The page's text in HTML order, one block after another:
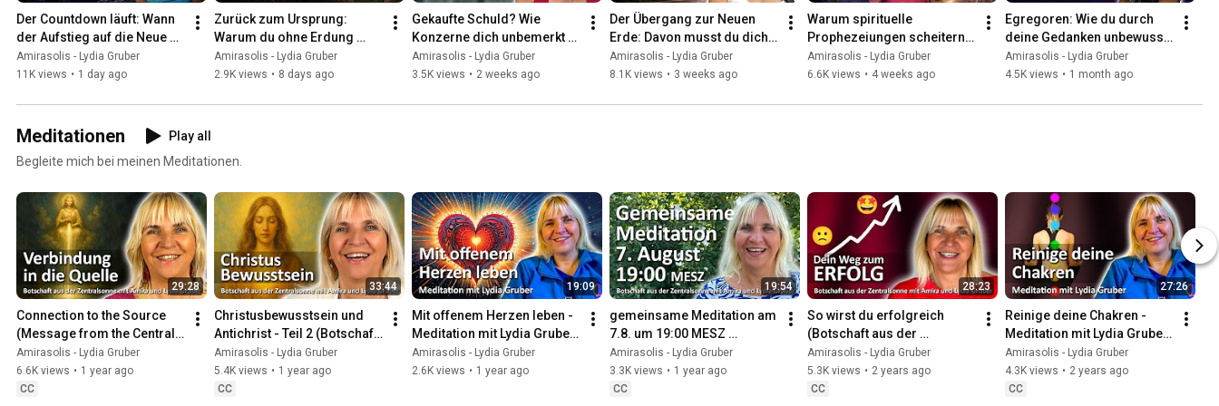
🔴 Alle Botschaften aus der Zentralsonne 👉
https://youtube.com/playlist?list=PL6...
neues Video hochlade?
Dann abonniere kostenlos meinen Kanal und aktiviere die
Glocke! https://L3.or.at/youtube_abo
*********************************************************
**
► Homepage: https://L3.or.at/
► Facebook: https://www.facebook.com/L3.or.at/
► Instagram: https://www.instagram.com/amirasolis/
► Telegram Infokanal:
https://t.me/Amirasolis
Der Countdown läuft: Wann
der Aufstieg auf die Neue
Erde WIRKLICH beginnt!
Amirasolis - Lydia Gruber
11K views • 1 day ago
Zurück zum Ursprung:
Warum du ohne Erdung
nicht aufsteigen kannst
Amirasolis - Lydia Gruber
2.9K views • 8 days ago
Gekaufte Schuld? Wie
Konzerne dich unbemerkt
an die Matrix binden
Amirasolis - Lydia Gruber
3.5K views • 2 weeks ago
Der Übergang zur Neuen
Erde: Davon musst du dich
JETZT unbedingt trennen!
Amirasolis - Lydia Gruber
8.1K views • 3 weeks ago
Warum spirituelle
Prophezeiungen scheitern –
und was uns JETZT wirklich
erwartet
Amirasolis - Lydia Gruber
6.6K views • 4 weeks ago
Egregoren: Wie du durch
deine Gedanken unbewusst
Wesenheiten erschaffst
Amirasolis - Lydia Gruber
4.5K views • 1 month ago
Meditationen
Play all
Begleite mich bei meinen Meditationen.
29:28
Connection to the Source
(Message from the Central
Sun | 4.6.25 | Channeling)
Amirasolis - Lydia Gruber
6.6K views • 1 year ago
CC
33:44
Christusbewusstsein und
Antichrist - Teil 2 (Botschaft
aus der Zentralsonne |
16.4.25 | Channeling)
Amirasolis - Lydia Gruber
5.4K views • 1 year ago
CC
19:09
Mit offenem Herzen leben -
Meditation mit Lydia Gruber
- Reupload
Amirasolis - Lydia Gruber
2.6K views • 1 year ago
19:54
gemeinsame Meditation am
7.8. um 19:00 MESZ
(Botschaft aus der
Zentralsonne | 7.8.24 |
Channeling)
Amirasolis - Lydia Gruber
3.3K views • 1 year ago
CC
28:23
So wirst du erfolgreich
(Botschaft aus der
Zentralsonne | 17.4.24 |
Meditation)
Amirasolis - Lydia Gruber
5.3K views • 2 years ago
CC
27:26
Reinige deine Chakren -
Meditation mit Lydia Gruber
- Reupload
Amirasolis - Lydia Gruber
4.3K views • 2 years ago
CC